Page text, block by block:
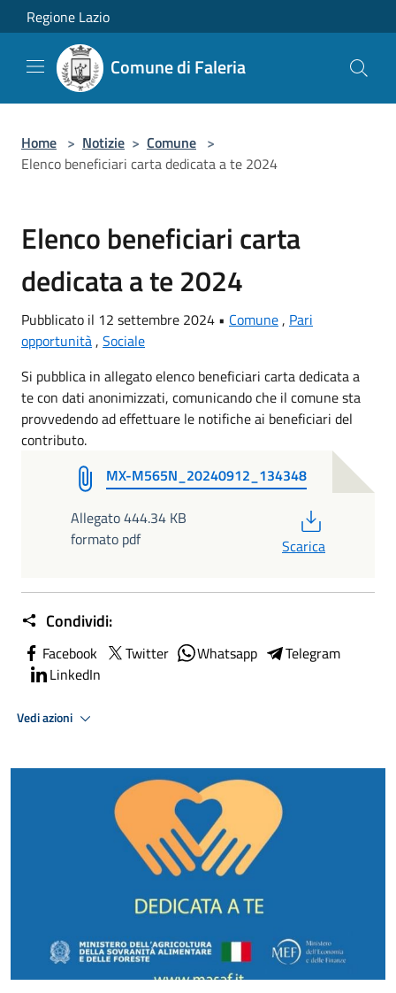
Salta al contenuto principale
Regione Lazio
Comune di Faleria
Home > Notizie > Comune >
Elenco beneficiari carta dedicata a te 2024
Elenco beneficiari carta
dedicata a te 2024
Pubblicato il 12 settembre 2024 • Comune, Pari
opportunità, Sociale
Si pubblica in allegato elenco beneficiari carta dedicata a
te con dati anonimizzati, comunicando che il comune sta
provvedendo ad effettuare le notifiche ai beneficiari del
contributo.
MX-M565N_20240912_134348
Allegato 444.34 KB
formato pdf
Scarica
Condividi:
Facebook Twitter Whatsapp
Telegram
LinkedIn
Vedi azioni